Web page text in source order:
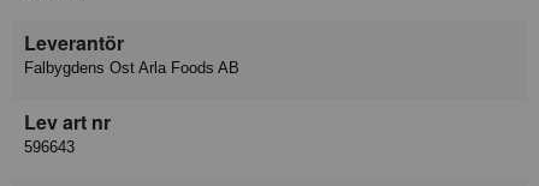
Leverantör
Falbygdens Ost Arla Foods AB
Lev art nr
596643